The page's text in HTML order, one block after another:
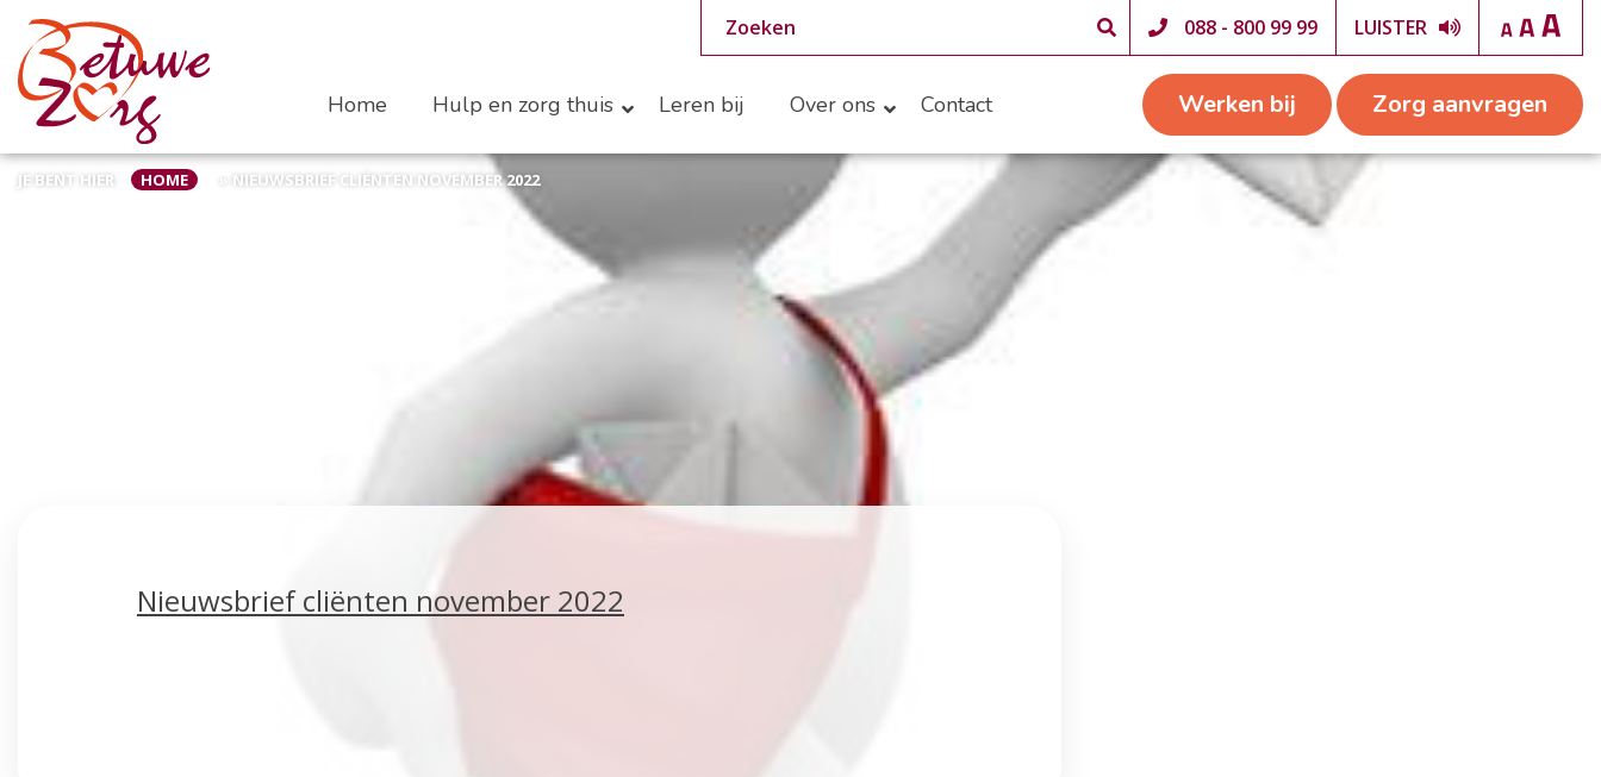
088 - 800 99 99 LUISTER
Home Hulp en zorg thuis Leren bij Over ons Contact Werken bij Zorg aanvragen
JE BENT HIER: HOME » NIEUWSBRIEF CLIËNTEN NOVEMBER 2022
Nieuwsbrief cliënten november 2022